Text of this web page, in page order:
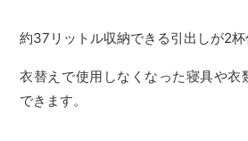
約37リットル収納できる引出しが2杯
衣替えで使用しなくなった寝具や衣
できます。